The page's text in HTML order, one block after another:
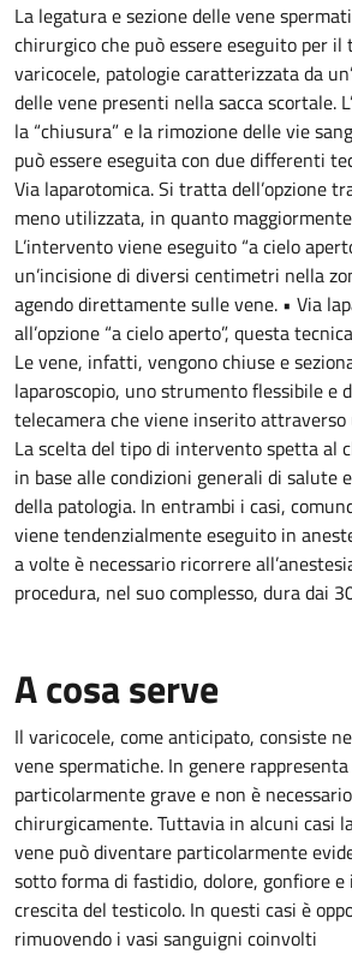
La legatura e sezione delle vene
chirurgico che può essere eseguito per
varicocele, patologie caratterizzata da
delle vene presenti nella sacca scortale.
la “chiusura” e la rimozione delle vie
può essere eseguita con due differenti
Via laparotomica. Si tratta dell’opzione
meno utilizzata, in quanto
L’intervento viene eseguito “a cielo
un’incisione di diversi centimetri nella
agendo direttamente sulle vene. • Via
all’opzione “a cielo aperto”, questa
Le vene, infatti, vengono chiuse e
laparoscopio, uno strumento flessibile e
telecamera che viene inserito attraverso
La scelta del tipo di intervento spetta al
in base alle condizioni generali di salute
della patologia. In entrambi i casi,
viene tendenzialmente eseguito in
a volte è necessario ricorrere
procedura, nel suo complesso, dura dai
A cosa serve
Il varicocele, come anticipato, consiste
vene spermatiche. In genere
particolarmente grave e non è
chirurgicamente. Tuttavia in alcuni casi
vene può diventare particolarmente
sotto forma di fastidio, dolore, gonfiore
crescita del testicolo. In questi casi è
rimuovendo i vasi sanguigni coinvolti